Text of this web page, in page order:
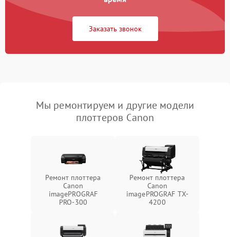
Заказать звонок
Мы ремонтируем и другие модели
плоттеров Canon
Ремонт плоттера
Canon
imagePROGRAF
PRO-300
Ремонт плоттера
Canon
imagePROGRAF TX-
4200